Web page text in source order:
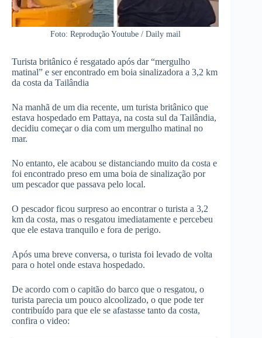
Foto: Reprodução Youtube / Daily mail
Turista britânico é resgatado após dar “mergulho
matinal” e ser encontrado em boia sinalizadora a 3,2 km
da costa da Tailândia
Na manhã de um dia recente, um turista britânico que
estava hospedado em Pattaya, na costa sul da Tailândia,
decidiu começar o dia com um mergulho matinal no
mar.
No entanto, ele acabou se distanciando muito da costa e
foi encontrado preso em uma boia de sinalização por
um pescador que passava pelo local.
O pescador ficou surpreso ao encontrar o turista a 3,2
km da costa, mas o resgatou imediatamente e percebeu
que ele estava tranquilo e fora de perigo.
Após uma breve conversa, o turista foi levado de volta
para o hotel onde estava hospedado.
De acordo com o capitão do barco que o resgatou, o
turista parecia um pouco alcoolizado, o que pode ter
contribuído para que ele se afastasse tanto da costa,
confira o video: